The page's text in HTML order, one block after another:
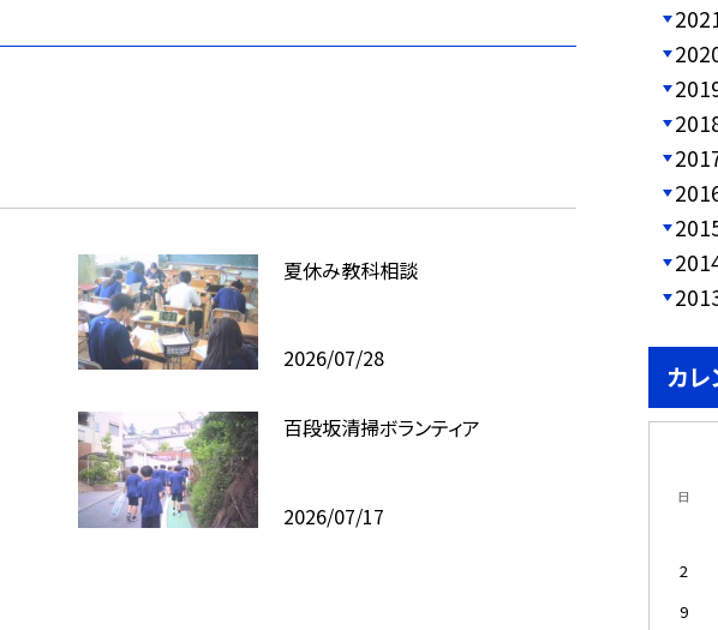
夏休み教科相談
2026/07/28
百段坂清掃ボランティア
2026/07/17
カレ
日
2
9